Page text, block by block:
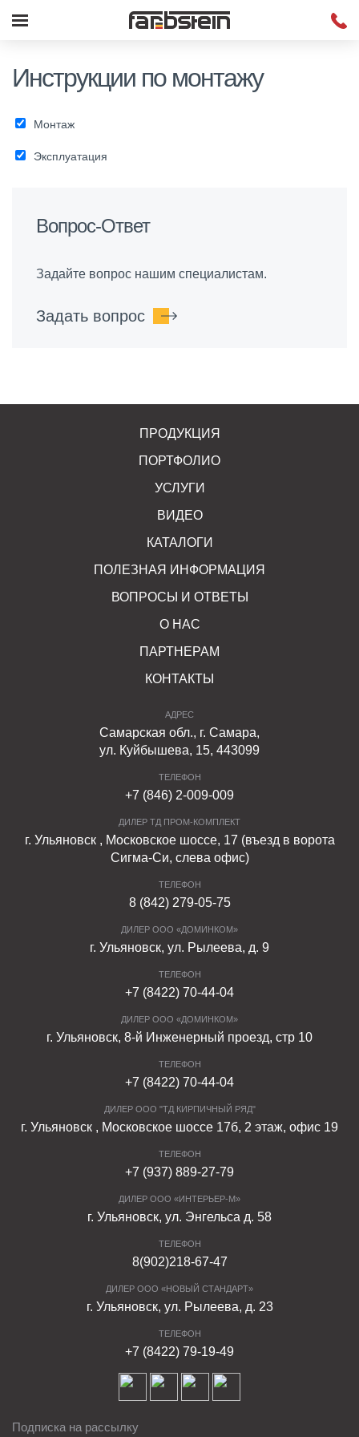
Инструкции по монтажу
Монтаж
Эксплуатация
Вопрос-Ответ
Задайте вопрос нашим специалистам.
Задать вопрос
ПРОДУКЦИЯ
ПОРТФОЛИО
УСЛУГИ
ВИДЕО
КАТАЛОГИ
ПОЛЕЗНАЯ ИНФОРМАЦИЯ
ВОПРОСЫ И ОТВЕТЫ
О НАС
ПАРТНЕРАМ
КОНТАКТЫ
АДРЕС
Самарская обл., г. Самара,
ул. Куйбышева, 15, 443099
ТЕЛЕФОН
+7 (846) 2-009-009
ДИЛЕР ТД ПРОМ-КОМПЛЕКТ
г. Ульяновск , Московское шоссе, 17 (въезд в ворота
Сигма-Си, слева офис)
ТЕЛЕФОН
8 (842) 279-05-75
ДИЛЕР ООО «ДОМИНКОМ»
г. Ульяновск, ул. Рылеева, д. 9
ТЕЛЕФОН
+7 (8422) 70-44-04
ДИЛЕР ООО «ДОМИНКОМ»
г. Ульяновск, 8-й Инженерный проезд, стр 10
ТЕЛЕФОН
+7 (8422) 70-44-04
ДИЛЕР ООО "ТД КИРПИЧНЫЙ РЯД"
г. Ульяновск , Московское шоссе 17б, 2 этаж, офис 19
ТЕЛЕФОН
+7 (937) 889-27-79
ДИЛЕР ООО «ИНТЕРЬЕР-М»
г. Ульяновск, ул. Энгельса д. 58
ТЕЛЕФОН
8(902)218-67-47
ДИЛЕР ООО «НОВЫЙ СТАНДАРТ»
г. Ульяновск, ул. Рылеева, д. 23
ТЕЛЕФОН
+7 (8422) 79-19-49
Подписка на рассылку